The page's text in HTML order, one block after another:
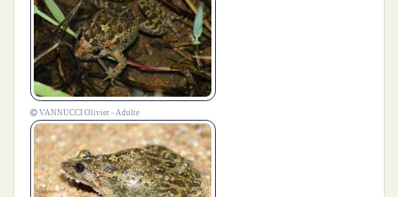
VANNUCCI Olivier - Adulte